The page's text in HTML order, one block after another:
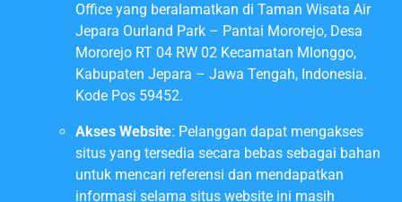
Office yang beralamatkan di Taman Wisata Air
Jepara Ourland Park – Pantai Mororejo, Desa
Mororejo RT 04 RW 02 Kecamatan Mlonggo,
Kabupaten Jepara – Jawa Tengah, Indonesia.
Kode Pos 59452.
Akses Website: Pelanggan dapat mengakses
situs yang tersedia secara bebas sebagai bahan
untuk mencari referensi dan mendapatkan
informasi selama situs website ini masih